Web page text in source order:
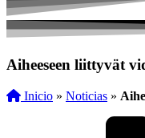
Aiheeseen liittyvät
Inicio » Noticias »